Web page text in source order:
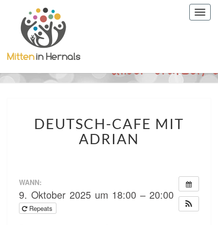
CAFE
MIT
ADRIAN
DEUTSCH-CAFE MIT
ADRIAN
WANN:
9. Oktober 2025 um 18:00 – 20:00
Repeats